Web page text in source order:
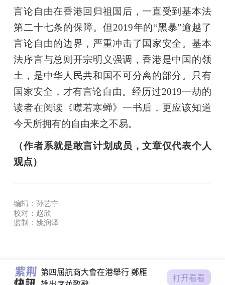
言论自由在香港回归祖国后，一直受到基本法
第二十七条的保障。但2019年的“黑暴”逾越了
言论自由的边界，严重冲击了国家安全。基本
法序言与总则开宗明义强调，香港是中国的领
土，是中华人民共和国不可分离的部分。只有
国家安全，才有言论自由。经历过2019一劫的
读者在阅读《噤若寒蝉》一书后，更应该知道
今天所拥有的自由来之不易。
（作者系就是敢言计划成员，文章仅代表个人
观点）
编辑：孙艺宁
校对：赵欣
监制：姚润泽
第四屆航商大會在港舉行 鄭雁
雄出席並致辭
颱風萬宜｜香港天文台今早掛
一號風球
第四屆航商大會在港舉行 鄭雁
打开看看